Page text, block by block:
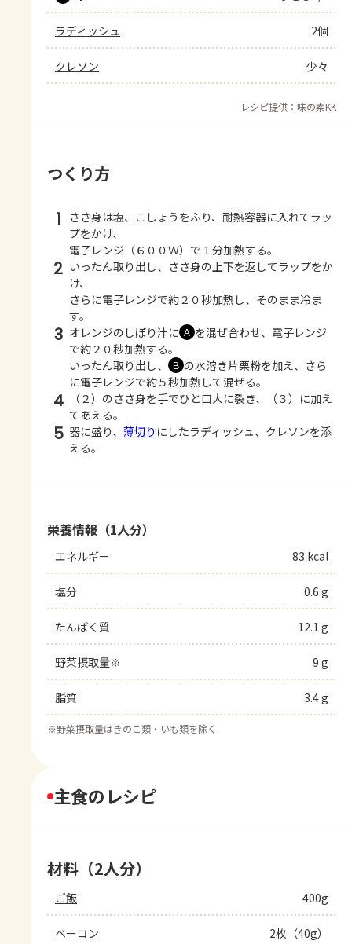
ラディッシュ 2個
クレソン 少々
レシピ提供：味の素KK
つくり方
1
ささ身は塩、こしょうをふり、耐熱容器に入れてラッ
プをかけ、
電子レンジ（６００Ｗ）で１分加熱する。
2 いったん取り出し、ささ身の上下を返してラップをか
け、
さらに電子レンジで約２０秒加熱し、そのまま冷ま
す。
3 オレンジのしぼり汁に Ａ を混ぜ合わせ、電子レンジ
で約２０秒加熱する。
いったん取り出し、
Ｂ の水溶き片栗粉を加え、さら
に電子レンジで約５秒加熱して混ぜる。
4
（２）のささ身を手でひと口大に裂き、（３）に加え
てあえる。
5 器に盛り、 薄切り にしたラディッシュ、クレソンを添
える。
栄養情報（1人分）
エネルギー 83 kcal
塩分 0.6 g
たんぱく質 12.1 g
野菜摂取量※ 9 g
脂質 3.4 g
※野菜摂取量はきのこ類・いも類を除く
主食のレシピ
材料（2人分）
ご飯 400g
ベーコン 2枚（40g）